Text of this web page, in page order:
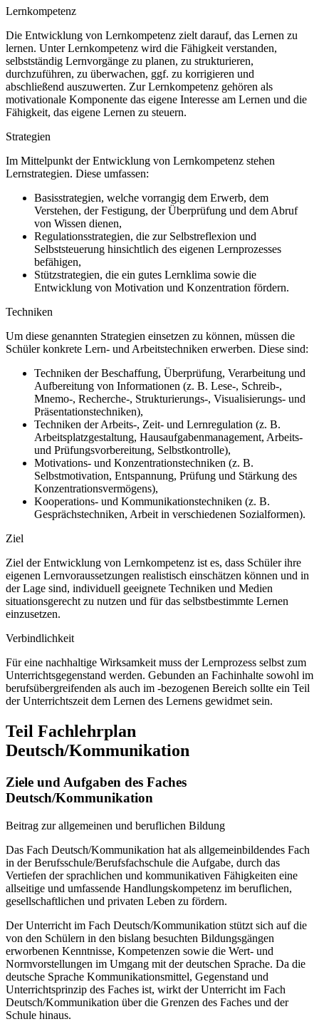
Lernkompetenz
Die Entwicklung von Lernkompetenz zielt darauf, das Lernen zu
lernen. Unter Lernkompetenz wird die Fähigkeit verstanden,
selbstständig Lernvorgänge zu planen, zu strukturieren,
durchzuführen, zu überwachen, ggf. zu korrigieren und
abschließend auszuwerten. Zur Lernkompetenz gehören als
motivationale Komponente das eigene Interesse am Lernen und die
Fähigkeit, das eigene Lernen zu steuern.
Strategien
Im Mittelpunkt der Entwicklung von Lernkompetenz stehen
Lernstrategien. Diese umfassen:
Basisstrategien, welche vorrangig dem Erwerb, dem
Verstehen, der Festigung, der Überprüfung und dem Abruf
von Wissen dienen,
Regulationsstrategien, die zur Selbstreflexion und
Selbststeuerung hinsichtlich des eigenen Lernprozesses
befähigen,
Stützstrategien, die ein gutes Lernklima sowie die
Entwicklung von Motivation und Konzentration fördern.
Techniken
Um diese genannten Strategien einsetzen zu können, müssen die
Schüler konkrete Lern- und Arbeitstechniken erwerben. Diese sind:
Techniken der Beschaffung, Überprüfung, Verarbeitung und
Aufbereitung von Informationen (z. B. Lese-, Schreib-,
Mnemo-, Recherche-, Strukturierungs-, Visualisierungs- und
Präsentationstechniken),
Techniken der Arbeits-, Zeit- und Lernregulation (z. B.
Arbeitsplatzgestaltung, Hausaufgabenmanagement, Arbeits-
und Prüfungsvorbereitung, Selbstkontrolle),
Motivations- und Konzentrationstechniken (z. B.
Selbstmotivation, Entspannung, Prüfung und Stärkung des
Konzentrationsvermögens),
Kooperations- und Kommunikationstechniken (z. B.
Gesprächstechniken, Arbeit in verschiedenen Sozialformen).
Ziel
Ziel der Entwicklung von Lernkompetenz ist es, dass Schüler ihre
eigenen Lernvoraussetzungen realistisch einschätzen können und in
der Lage sind, individuell geeignete Techniken und Medien
situationsgerecht zu nutzen und für das selbstbestimmte Lernen
einzusetzen.
Verbindlichkeit
Für eine nachhaltige Wirksamkeit muss der Lernprozess selbst zum
Unterrichtsgegenstand werden. Gebunden an Fachinhalte sowohl im
berufsübergreifenden als auch im -bezogenen Bereich sollte ein Teil
der Unterrichtszeit dem Lernen des Lernens gewidmet sein.
Teil Fachlehrplan
Deutsch/Kommunikation
Ziele und Aufgaben des Faches
Deutsch/Kommunikation
Beitrag zur allgemeinen und beruflichen Bildung
Das Fach Deutsch/Kommunikation hat als allgemeinbildendes Fach
in der Berufsschule/Berufsfachschule die Aufgabe, durch das
Vertiefen der sprachlichen und kommunikativen Fähigkeiten eine
allseitige und umfassende Handlungskompetenz im beruflichen,
gesellschaftlichen und privaten Leben zu fördern.
Der Unterricht im Fach Deutsch/Kommunikation stützt sich auf die
von den Schülern in den bislang besuchten Bildungsgängen
erworbenen Kenntnisse, Kompetenzen sowie die Wert- und
Normvorstellungen im Umgang mit der deutschen Sprache. Da die
deutsche Sprache Kommunikationsmittel, Gegenstand und
Unterrichtsprinzip des Faches ist, wirkt der Unterricht im Fach
Deutsch/Kommunikation über die Grenzen des Faches und der
Schule hinaus.